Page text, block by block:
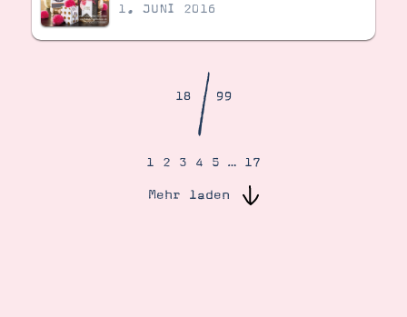
1. JUNI 2016
18/99
1 2 3 4 5 … 17
Mehr laden